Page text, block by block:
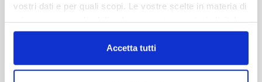
vostri dati e per quali scopi. Le vostre scelte in materia di
in cui avete effettuato le vostre scelte. È possibile
modificare o revocare il proprio consenso in qualsiasi
momento dalla Dichiarazione sui cookie o facendo clic
Accetta tutti
Via Villamagna 90/c -
-
FAQ
PRIVACY POLICY